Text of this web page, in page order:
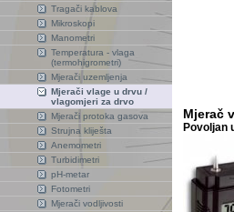
Tragači kablova
Mikroskopi
Manometri
Temperatura - vlaga
(termohigrometri)
Mjerači uzemljenja
Mjerači vlage u drvu /
vlagomjeri za drvo
Mjerači protoka gasova
Strujna kliješta
Anemometri
Turbidimetri
pH-metar
Fotometri
Mjerači vodljivosti
Mjerač
Povoljan